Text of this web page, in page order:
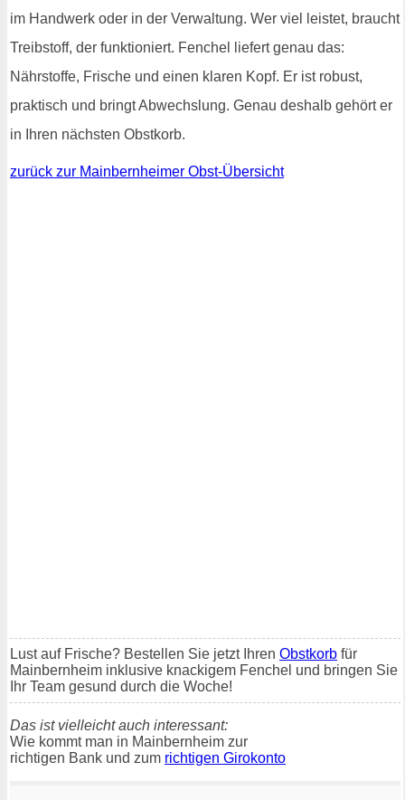
im Handwerk oder in der Verwaltung. Wer viel leistet, braucht
Treibstoff, der funktioniert. Fenchel liefert genau das:
Nährstoffe, Frische und einen klaren Kopf. Er ist robust,
praktisch und bringt Abwechslung. Genau deshalb gehört er
in Ihren nächsten Obstkorb.
zurück zur Mainbernheimer Obst-Übersicht
Lust auf Frische? Bestellen Sie jetzt Ihren Obstkorb für
Mainbernheim inklusive knackigem Fenchel und bringen Sie
Ihr Team gesund durch die Woche!
Das ist vielleicht auch interessant:
Wie kommt man in Mainbernheim zur
richtigen Bank und zum richtigen Girokonto